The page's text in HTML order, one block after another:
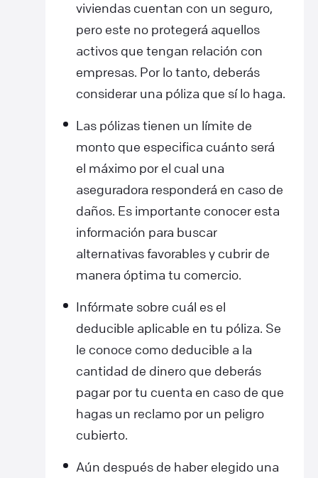
viviendas cuentan con un seguro,
pero este no protegerá aquellos
activos que tengan relación con
empresas. Por lo tanto, deberás
considerar una póliza que sí lo haga.
Las pólizas tienen un límite de
monto que especifica cuánto será
el máximo por el cual una
aseguradora responderá en caso de
daños. Es importante conocer esta
información para buscar
alternativas favorables y cubrir de
manera óptima tu comercio.
Infórmate sobre cuál es el
deducible aplicable en tu póliza. Se
le conoce como deducible a la
cantidad de dinero que deberás
pagar por tu cuenta en caso de que
hagas un reclamo por un peligro
cubierto.
Aún después de haber elegido una